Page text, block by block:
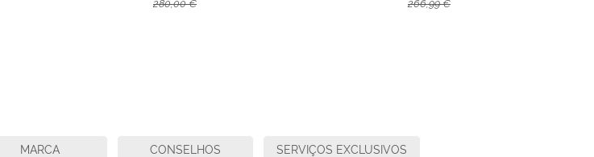
280,00 € 266,99 €
MARCA CONSELHOS SERVIÇOS EXCLUSIVOS